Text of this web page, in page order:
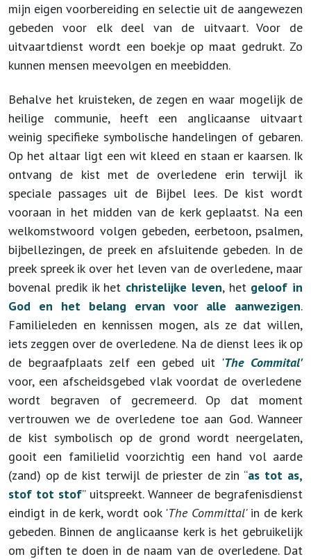
mijn eigen voorbereiding en selectie uit de aangewezen
gebeden voor elk deel van de uitvaart. Voor de
uitvaartdienst wordt een boekje op maat gedrukt. Zo
kunnen mensen meevolgen en meebidden.
Behalve het kruisteken, de zegen en waar mogelijk de
heilige communie, heeft een anglicaanse uitvaart
weinig specifieke symbolische handelingen of gebaren.
Op het altaar ligt een wit kleed en staan er kaarsen. Ik
ontvang de kist met de overledene erin terwijl ik
speciale passages uit de Bijbel lees. De kist wordt
vooraan in het midden van de kerk geplaatst. Na een
welkomstwoord volgen gebeden, eerbetoon, psalmen,
bijbellezingen, de preek en afsluitende gebeden. In de
preek spreek ik over het leven van de overledene, maar
bovenal predik ik het christelijke leven, het geloof in
God en het belang ervan voor alle aanwezigen.
Familieleden en kennissen mogen, als ze dat willen,
iets zeggen over de overledene. Na de dienst lees ik op
de begraafplaats zelf een gebed uit 'The Commital'
voor, een afscheidsgebed vlak voordat de overledene
wordt begraven of gecremeerd. Op dat moment
vertrouwen we de overledene toe aan God. Wanneer
de kist symbolisch op de grond wordt neergelaten,
gooit een familielid voorzichtig een hand vol aarde
(zand) op de kist terwijl de priester de zin “as tot as,
stof tot stof” uitspreekt. Wanneer de begrafenisdienst
eindigt in de kerk, wordt ook 'The Committal' in de kerk
gebeden. Binnen de anglicaanse kerk is het gebruikelijk
om giften te doen in de naam van de overledene. Dat